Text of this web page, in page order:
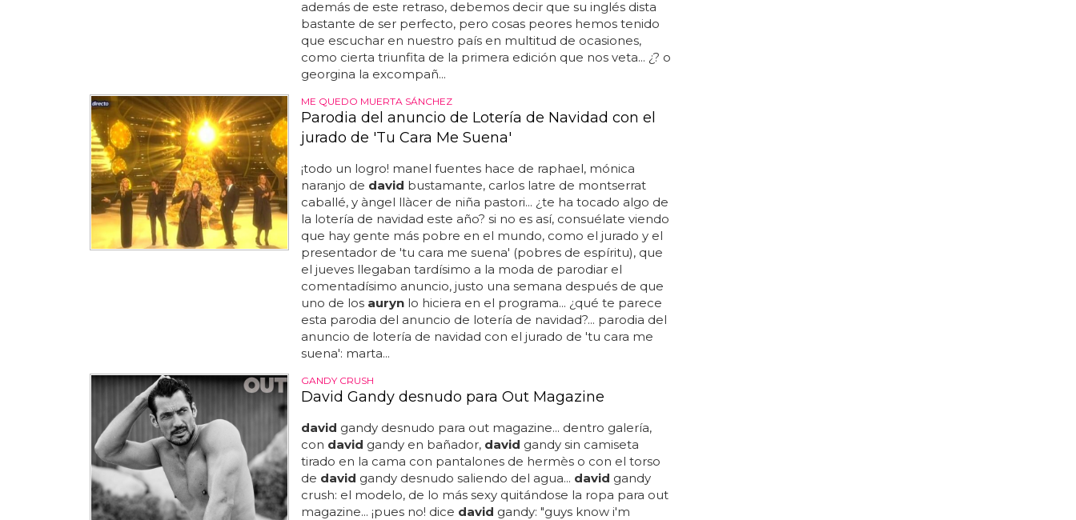
además de este retraso, debemos decir que su inglés dista
bastante de ser perfecto, pero cosas peores hemos tenido
que escuchar en nuestro país en multitud de ocasiones,
como cierta triunfita de la primera edición que nos veta... ¿? o
georgina la excompañ...
ME QUEDO MUERTA SÁNCHEZ
Parodia del anuncio de Lotería de Navidad con el
jurado de 'Tu Cara Me Suena'
¡todo un logro! manel fuentes hace de raphael, mónica
naranjo de david bustamante, carlos latre de montserrat
caballé, y àngel llàcer de niña pastori... ¿te ha tocado algo de
la lotería de navidad este año? si no es así, consuélate viendo
que hay gente más pobre en el mundo, como el jurado y el
presentador de 'tu cara me suena' (pobres de espíritu), que
el jueves llegaban tardísimo a la moda de parodiar el
comentadísimo anuncio, justo una semana después de que
uno de los aurynlo hiciera en el programa... ¿qué te parece
esta parodia del anuncio de lotería de navidad?... parodia del
anuncio de lotería de navidad con el jurado de 'tu cara me
suena': marta...
GANDY CRUSH
David Gandy desnudo para Out Magazine
david gandy desnudo para out magazine... dentro galería,
con david gandy en bañador, david gandy sin camiseta
tirado en la cama con pantalones de hermès o con el torso
de david gandy desnudo saliendo del agua... david gandy
crush: el modelo, de lo más sexy quitándose la ropa para out
magazine... ¡pues no! dice david gandy: "guys know i'm